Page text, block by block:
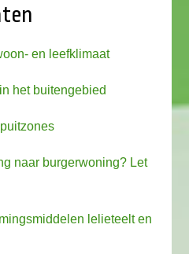
en leefklimaat
het buitengebied
naar burgerwoning? Let
lelieteelt en